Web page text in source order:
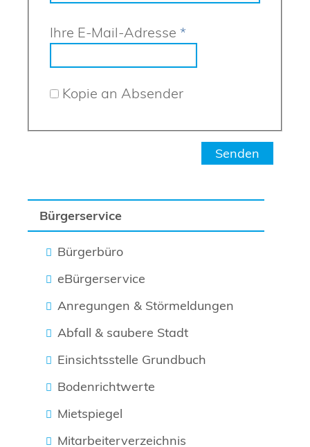
Bürgerservice
Bürgerbüro
eBürgerservice
Anregungen & Störmeldungen
Abfall & saubere Stadt
Einsichtsstelle Grundbuch
Bodenrichtwerte
Mietspiegel
Mitarbeiterverzeichnis
Ihre E-Mail-Adresse *
Kopie an Absender